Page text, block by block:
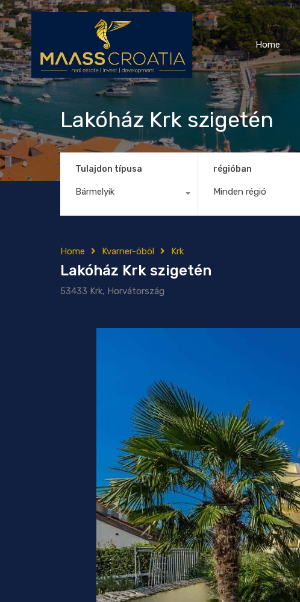
Home
Home
Lakóház Krk szigetén
Tulajdon típusa
Bármelyik
régióban
Minden régió
Home Kvarner-öböl Krk
Lakóház Krk szigetén
53433 Krk, Horvátország